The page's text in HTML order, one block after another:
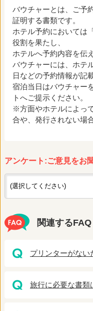
バウチャーとは、ご予
証明する書類です。
ホテル予約においては
役割を果たし、
ホテルへ予約内容を伝
バウチャーには、ホテ
日などの予約情報が記
宿泊当日はバウチャー
トへご提示ください。
※方面やホテルによっ
合や、発行されない場
アンケート:ご意見をお
関連するFAQ
プリンターがない
旅行に必要な書類